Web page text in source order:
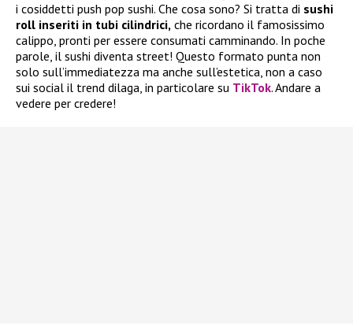
i cosiddetti push pop sushi. Che cosa sono? Si tratta di sushi
roll inseriti in tubi cilindrici, che ricordano il famosissimo
calippo, pronti per essere consumati camminando. In poche
parole, il sushi diventa street! Questo formato punta non
solo sull’immediatezza ma anche sull’estetica, non a caso
sui social il trend dilaga, in particolare su TikTok. Andare a
vedere per credere!